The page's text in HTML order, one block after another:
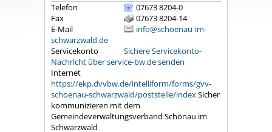
Telefon
07673 8204-0
Fax
07673 8204-14
E-Mail
info@schoenau-im-
schwarzwald.de
Servicekonto
Sichere Servicekonto-
Nachricht über service-bw.de senden
Internet
https://ekp.dvvbw.de/intelliform/forms/gvv-
schoenau-schwarzwald/poststelle/indexSicher
kommunizieren mit dem
Gemeindeverwaltungsverband Schönau im
Schwarzwald